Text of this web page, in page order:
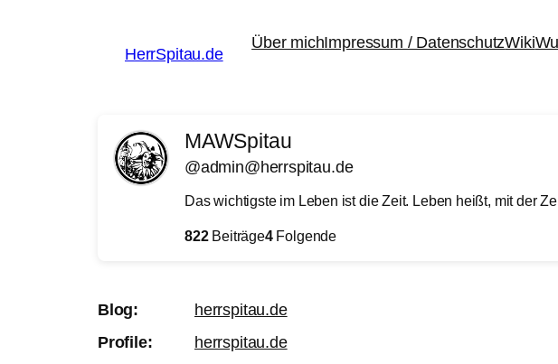
HerrSpitau.de
Über michImpressum / DatenschutzWiki
MAWSpitau
@admin@herrspitau.de
Das wichtigste im Leben ist die Zeit. Leben heißt, mit der
822Beiträge4Folgende
Blog
herrspitau.de
Profile
herrspitau.de